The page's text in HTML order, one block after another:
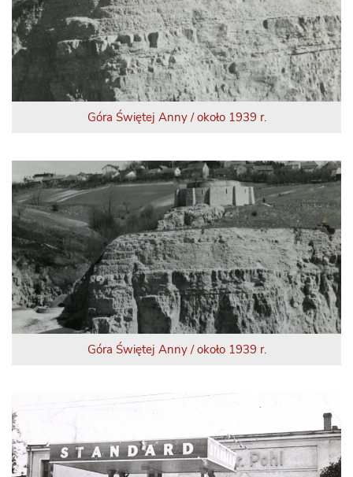
Góra Świętej Anny / około 1939 r.
Góra Świętej Anny / około 1939 r.